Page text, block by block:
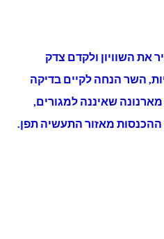
את השוויון ולקדם צדק
השר הנחה לקיים בדיקה
שאיננה למגורים,
מאזור התעשיה תפן.